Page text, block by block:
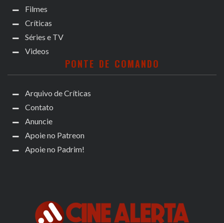
Filmes
Críticas
Séries e TV
Videos
PONTE DE COMANDO
Arquivo de Críticas
Contato
Anuncie
Apoie no Patreon
Apoie no Padrim!